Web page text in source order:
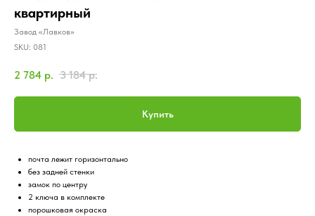
квартирный
Завод «Лавков»
SKU: 081
2 784 р. 3 184 р.
Купить
почта лежит горизонтально
без задней стенки
замок по центру
2 ключа в комплекте
порошковая окраска